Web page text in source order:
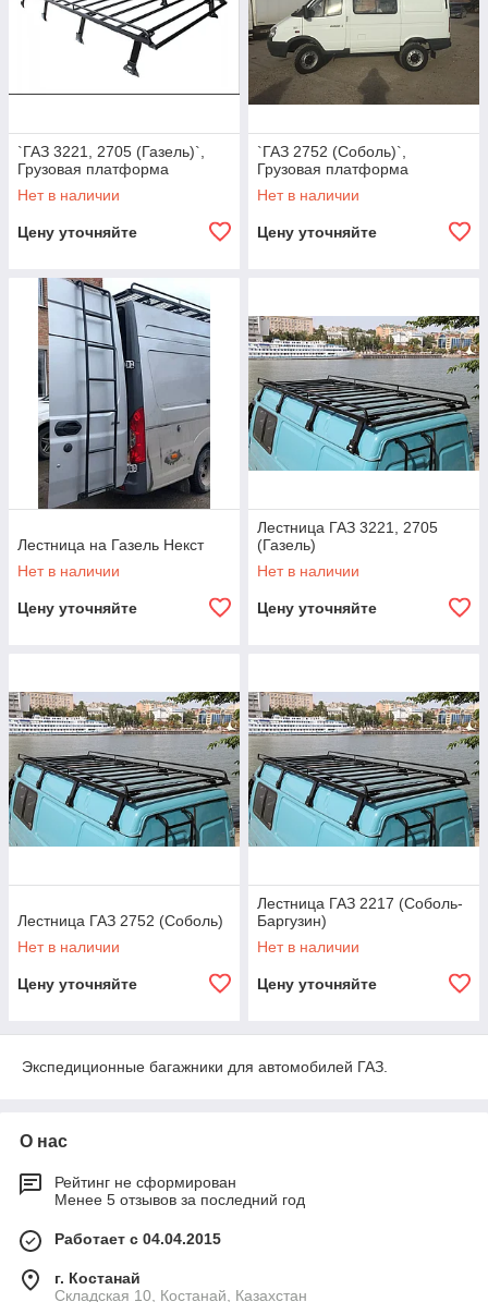
`ГАЗ 3221, 2705 (Газель)`,
Грузовая платформа
Нет в наличии
Цену уточняйте
`ГАЗ 2752 (Соболь)`,
Грузовая платформа
Нет в наличии
Цену уточняйте
Лестница на Газель Некст
Нет в наличии
Цену уточняйте
Лестница ГАЗ 3221, 2705
(Газель)
Нет в наличии
Цену уточняйте
Лестница ГАЗ 2752 (Соболь)
Нет в наличии
Цену уточняйте
Лестница ГАЗ 2217 (Соболь-
Баргузин)
Нет в наличии
Цену уточняйте
Экспедиционные багажники для автомобилей ГАЗ.
О нас
Рейтинг не сформирован
Менее 5 отзывов за последний год
Работает с 04.04.2015
г. Костанай
Складская 10, Костанай, Казахстан